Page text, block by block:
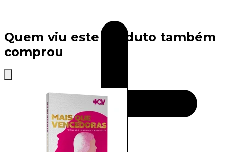
Quem viu este produto também
comprou